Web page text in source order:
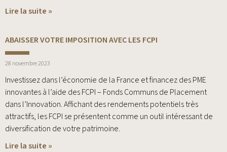
Lire la suite »
ABAISSER VOTRE IMPOSITION AVEC LES FCPI
28 novembre 2023
Investissez dans l’économie de la France et financez des PME
innovantes à l’aide des FCPI – Fonds Communs de Placement
dans l’Innovation. Affichant des rendements potentiels très
attractifs, les FCPI se présentent comme un outil intéressant de
diversification de votre patrimoine.
Lire la suite »